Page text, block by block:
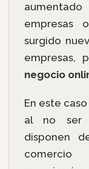
empresas
surgido
empresas,
negocio
En este
al no ser
disponen